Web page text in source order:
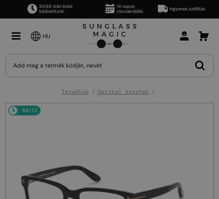
24/48 órán belül
kézbesítünk
14 napos
visszaküldés
Ingyenes szállítás
HU
Termékek Optikai keretek
48/72